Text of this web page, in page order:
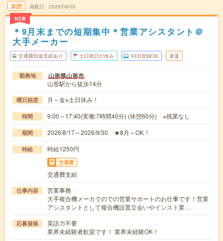
未読
NEW
掲載日 2026/08/05
＊9月末までの短期集中＊営業アシスタント＠
大手メーカー
交通費別途支給あり 土日祝日が休み WEB登録OK 派遣
勤務地 山形県山形市
山形駅から徒歩14分
曜日頻度 月～金※土日休み！
時間 9:00～17:40(実働:7時間40分) (休憩60分) ※残業なし
期間 2026/8/17～2026/9/30 ★8月～OK！
時給 時給1250円
交通費
交通費支給
仕事内容
営業事務
大手複合機メーカでのでの営業サポートのお仕事です！営業
アシスタントとして複合機設置立会いやインスト業…
応募資格
英語力不要
業界未経験者歓迎です！ 業界未経験OK！